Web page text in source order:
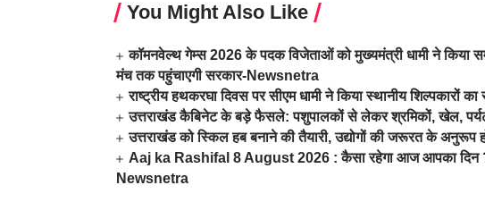
You Might Also Like
कॉमनवेल्थ गेम्स 2026 के पदक विजेताओं को मुख्यमंत्री धामी ने किया
मंच तक पहुंचाएगी सरकार-Newsnetra
राष्ट्रीय हथकरघा दिवस पर सीएम धामी ने किया स्थानीय शिल्पकारों
उत्तराखंड कैबिनेट के बड़े फैसले: पशुपालकों से लेकर श्रमिकों, खेल,
उत्तराखंड को स्किल हब बनाने की तैयारी, उद्योगों की जरूरत के
Aaj ka Rashifal 8 August 2026 : कैसा रहेगा आज आपका दिन
Newsnetra